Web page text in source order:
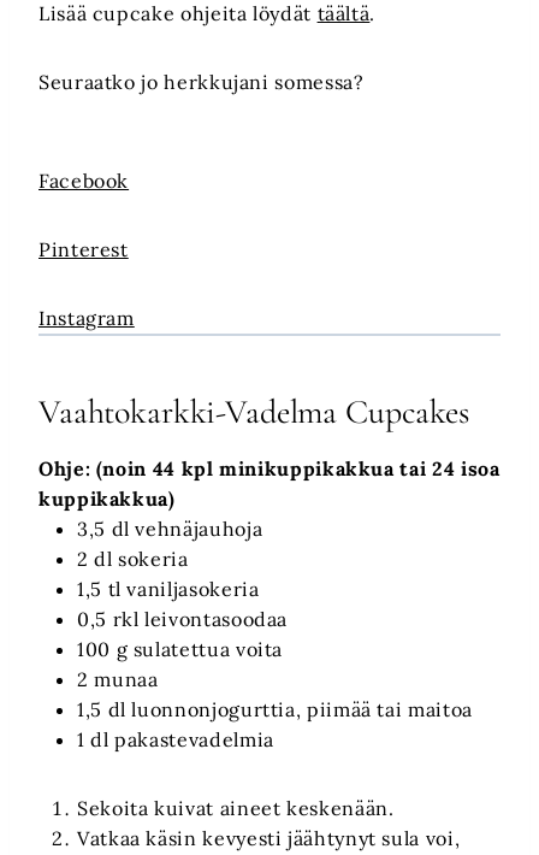
Lisää cupcake ohjeita löydät täältä.
Seuraatko jo herkkujani somessa?
Facebook
Pinterest
Instagram
Vaahtokarkki-Vadelma Cupcakes
Ohje: (noin 44 kpl minikuppikakkua tai 24 isoa
kuppikakkua)
3,5 dl vehnäjauhoja
2 dl sokeria
1,5 tl vaniljasokeria
0,5 rkl leivontasoodaa
100 g sulatettua voita
2 munaa
1,5 dl luonnonjogurttia, piimää tai maitoa
1 dl pakastevadelmia
Sekoita kuivat aineet keskenään.
Vatkaa käsin kevyesti jäähtynyt sula voi,